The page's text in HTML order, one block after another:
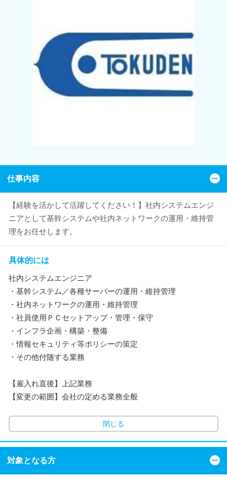
仕事内容
【経験を活かして活躍してください！】社内システムエンジ
ニアとして基幹システムや社内ネットワークの運用・維持管
理をお任せします。
具体的には
社内システムエンジニア
・基幹システム／各種サーバーの運用・維持管理
・社内ネットワークの運用・維持管理
・社員使用ＰＣセットアップ・管理・保守
・インフラ企画・構築・整備
・情報セキュリティ等ポリシーの策定
・その他付随する業務
【雇入れ直後】上記業務
【変更の範囲】会社の定める業務全般
閉じる
対象となる方